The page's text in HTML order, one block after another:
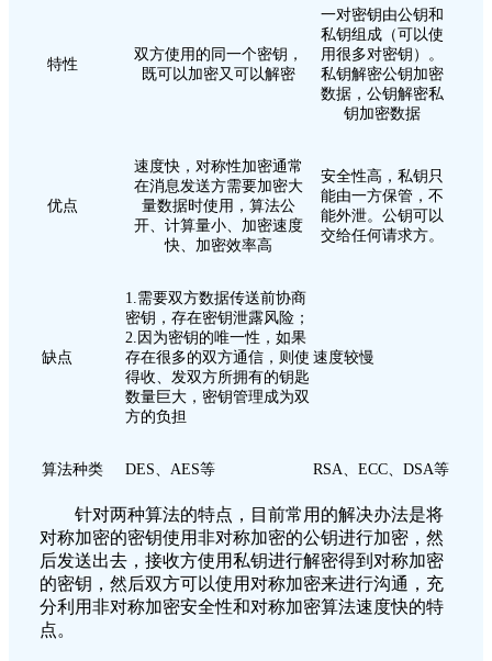
特性
双方使用的同一个密钥，
既可以加密又可以解密
一对密钥由公钥和
私钥组成（可以使
用很多对密钥）。
私钥解密公钥加密
数据，公钥解密私
钥加密数据
优点
速度快，对称性加密通常
在消息发送方需要加密大
量数据时使用，算法公
开、计算量小、加密速度
快、加密效率高
安全性高，私钥只
能由一方保管，不
能外泄。公钥可以
交给任何请求方。
缺点
1.需要双方数据传送前协商
密钥，存在密钥泄露风险；
2.因为密钥的唯一性，如果
存在很多的双方通信，则使
得收、发双方所拥有的钥匙
数量巨大，密钥管理成为双
方的负担
速度较慢
算法种类 DES、AES等 RSA、ECC、DSA等
针对两种算法的特点，目前常用的解决办法是将
对称加密的密钥使用非对称加密的公钥进行加密，然
后发送出去，接收方使用私钥进行解密得到对称加密
的密钥，然后双方可以使用对称加密来进行沟通，充
分利用非对称加密安全性和对称加密算法速度快的特
点。